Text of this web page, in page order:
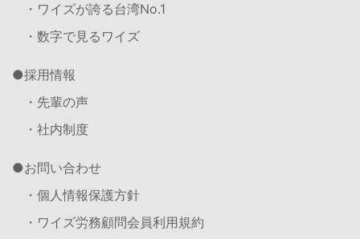
・ワイズが誇る台湾No.1
・数字で見るワイズ
採用情報
・先輩の声
・社内制度
お問い合わせ
・個人情報保護方針
・ワイズ労務顧問会員利用規約